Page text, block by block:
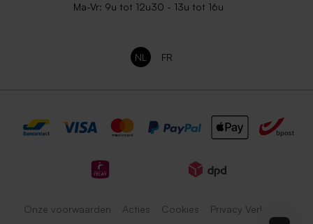
Ma-Vr: 9u tot 12u30 - 13u tot 16u
NL FR
Onze voorwaarden Acties Cookies Privacy Verklaring